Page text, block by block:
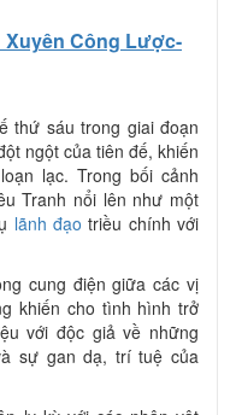
Xuyên Công Lược-
thứ sáu trong giai đoạn
ngột của tiên đế, khiến
lạc. Trong bối cảnh
Tranh nổi lên như một
lãnh đạo triều chính với
cung điện giữa các vị
khiến cho tình hình trở
với độc giả về những
sự gan dạ, trí tuệ của